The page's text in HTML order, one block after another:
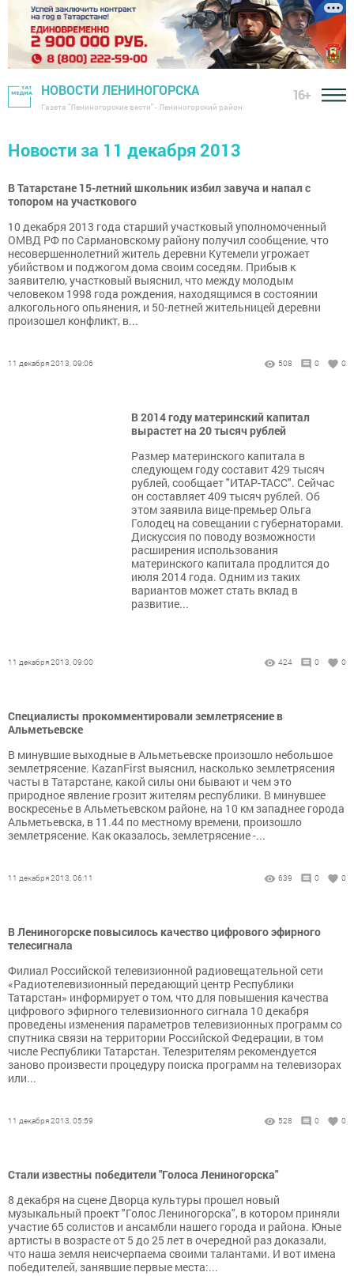
НОВОСТИ ЛЕНИНОГОРСКА
Газета "Лениногорские вести" - Лениногорский район
16+
Новости за 11 декабря 2013
В Татарстане 15-летний школьник избил завуча и напал с
топором на участкового
10 декабря 2013 года старший участковый уполномоченный
ОМВД РФ по Сармановскому району получил сообщение, что
несовершеннолетний житель деревни Кутемели угрожает
убийством и поджогом дома своим соседям. Прибыв к
заявителю, участковый выяснил, что между молодым
человеком 1998 года рождения, находящимся в состоянии
алкогольного опьянения, и 50-летней жительницей деревни
произошел конфликт, в...
11 декабря 2013, 09:06 508 0 0
В 2014 году материнский капитал
вырастет на 20 тысяч рублей
Размер материнского капитала в
следующем году составит 429 тысяч
рублей, сообщает "ИТАР-ТАСС". Сейчас
он составляет 409 тысяч рублей. Об
этом заявила вице-премьер Ольга
Голодец на совещании с губернаторами.
Дискуссия по поводу возможности
расширения использования
материнского капитала продлится до
июля 2014 года. Одним из таких
вариантов может стать вклад в
развитие...
11 декабря 2013, 09:00 424 0 0
Специалисты прокомментировали землетрясение в
Альметьевске
В минувшие выходные в Альметьевске произошло небольшое
землетрясение. KazanFirst выяснил, насколько землетрясения
часты в Татарстане, какой силы они бывают и чем это
природное явление грозит жителям республики. В минувшее
воскресенье в Альметьевском районе, на 10 км западнее города
Альметьевска, в 11.44 по местному времени, произошло
землетрясение. Как оказалось, землетрясение -...
11 декабря 2013, 06:11 639 0 0
В Лениногорске повысилось качество цифрового эфирного
телесигнала
Филиал Российской телевизионной радиовещательной сети
«Радиотелевизионный передающий центр Республики
Татарстан» информирует о том, что для повышения качества
цифрового эфирного телевизионного сигнала 10 декабря
проведены изменения параметров телевизионных программ со
спутника связи на территории Российской Федерации, в том
числе Республики Татарстан. Телезрителям рекомендуется
заново произвести процедуру поиска программ на телевизорах
или...
11 декабря 2013, 05:59 528 0 0
Стали известны победители "Голоса Лениногорска"
8 декабря на сцене Дворца культуры прошел новый
музыкальный проект "Голос Лениногорска", в котором приняли
участие 65 солистов и ансамбли нашего города и района. Юные
артисты в возрасте от 5 до 25 лет в очередной раз доказали,
что наша земля неисчерпаема своими талантами. И вот имена
победителей, занявшие первые места:...